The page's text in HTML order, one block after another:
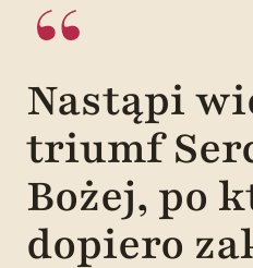
Nastąpi
triumf
Bożej, po
dopiero